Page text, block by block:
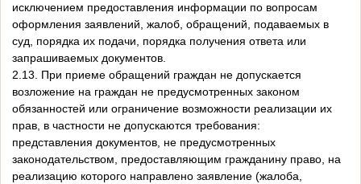
исключением предоставления информации по вопросам
оформления заявлений, жалоб, обращений, подаваемых в
суд, порядка их подачи, порядка получения ответа или
запрашиваемых документов.
2.13. При приеме обращений граждан не допускается
возложение на граждан не предусмотренных законом
обязанностей или ограничение возможности реализации их
прав, в частности не допускаются требования:
представления документов, не предусмотренных
законодательством, предоставляющим гражданину право, на
реализацию которого направлено заявление (жалоба,